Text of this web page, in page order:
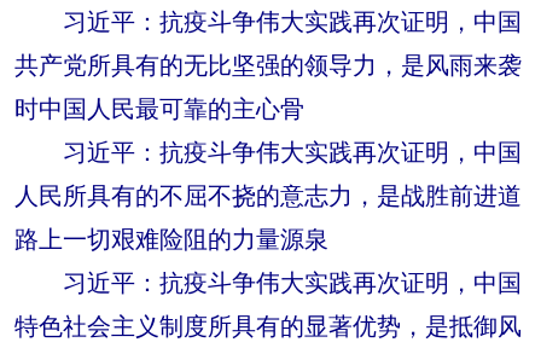
习近平：抗疫斗争伟大实践再次证明，中国
共产党所具有的无比坚强的领导力，是风雨来袭
时中国人民最可靠的主心骨
习近平：抗疫斗争伟大实践再次证明，中国
人民所具有的不屈不挠的意志力，是战胜前进道
路上一切艰难险阻的力量源泉
习近平：抗疫斗争伟大实践再次证明，中国
特色社会主义制度所具有的显著优势，是抵御风